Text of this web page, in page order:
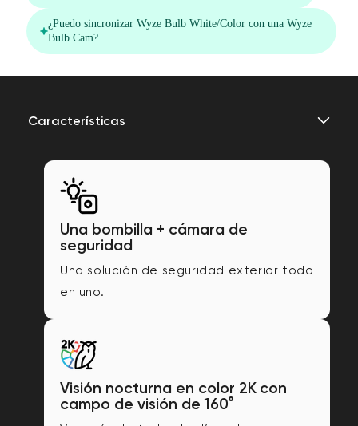
Características
Una bombilla + cámara de
seguridad
Una solución de seguridad exterior todo
en uno.
Visión nocturna en color 2K con
campo de visión de 160°